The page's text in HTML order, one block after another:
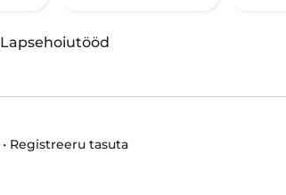
Lapsehoiutööd
• Registreeru tasuta